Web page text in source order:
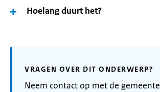
Hoelang duurt het?
VRAGEN OVER DIT ONDERWERP?
Neem contact op met de gemeente